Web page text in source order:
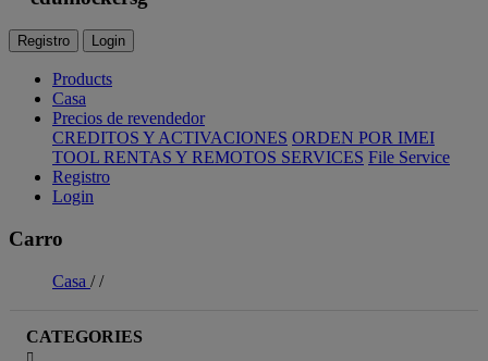
Registro Login
Products
Casa
Precios de revendedor
CREDITOS Y ACTIVACIONES ORDEN POR IMEI
TOOL RENTAS Y REMOTOS SERVICES File Service
Registro
Login
Carro
Casa //
CATEGORIES